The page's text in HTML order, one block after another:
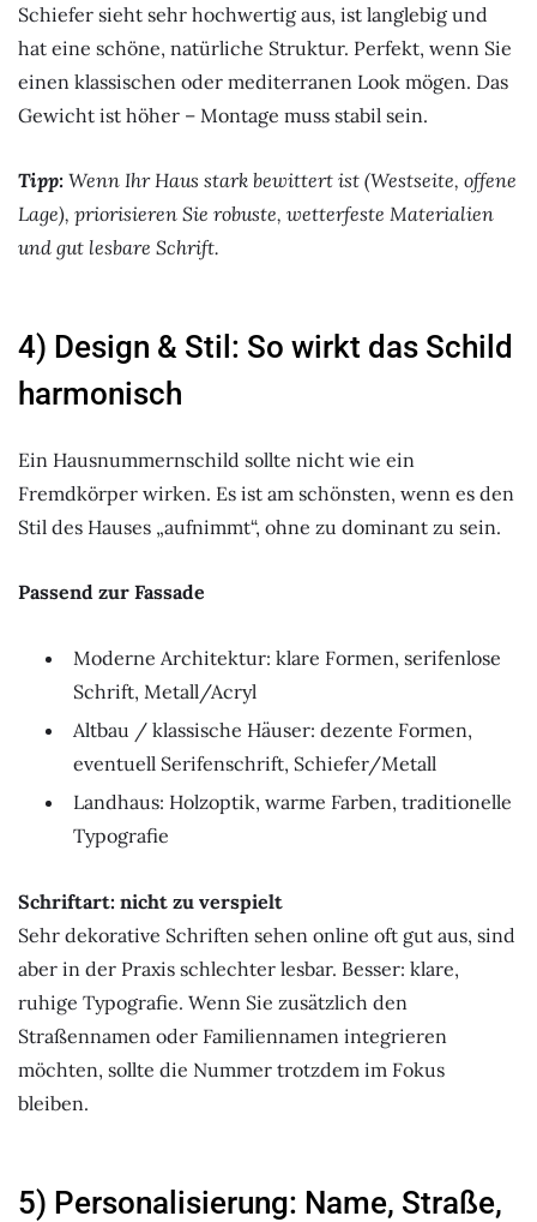
Schiefer sieht sehr hochwertig aus, ist langlebig und
hat eine schöne, natürliche Struktur. Perfekt, wenn Sie
einen klassischen oder mediterranen Look mögen. Das
Gewicht ist höher – Montage muss stabil sein.
Tipp: Wenn Ihr Haus stark bewittert ist (Westseite, offene
Lage), priorisieren Sie robuste, wetterfeste Materialien
und gut lesbare Schrift.
4) Design & Stil: So wirkt das Schild
harmonisch
Ein Hausnummernschild sollte nicht wie ein
Fremdkörper wirken. Es ist am schönsten, wenn es den
Stil des Hauses „aufnimmt“, ohne zu dominant zu sein.
Passend zur Fassade
Moderne Architektur: klare Formen, serifenlose
Schrift, Metall/Acryl
Altbau / klassische Häuser: dezente Formen,
eventuell Serifenschrift, Schiefer/Metall
Landhaus: Holzoptik, warme Farben, traditionelle
Typografie
Schriftart: nicht zu verspielt
Sehr dekorative Schriften sehen online oft gut aus, sind
aber in der Praxis schlechter lesbar. Besser: klare,
ruhige Typografie. Wenn Sie zusätzlich den
Straßennamen oder Familiennamen integrieren
möchten, sollte die Nummer trotzdem im Fokus
bleiben.
5) Personalisierung: Name, Straße,